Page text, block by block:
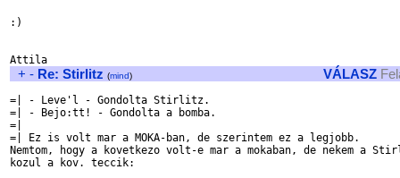
:)
+ - Re: Stirlitz (mind) VÁLASZ
=| - Leve'l - Gondolta Stirlitz.
=| - Bejo:tt! - Gondolta a bomba.
=|
=| Ez is volt mar a MOKA-ban, de szerintem ez a legjobb.
Nemtom, hogy a kovetkezo volt-e mar a mokaban, de nekem a
kozul a kov. teccik: